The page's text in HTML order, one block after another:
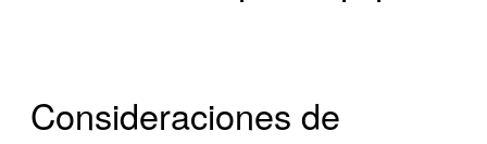
Consideraciones de